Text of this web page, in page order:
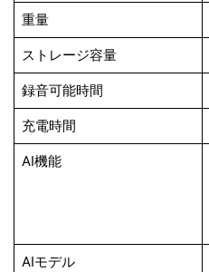
重量
ストレージ容量
録音可能時間
充電時間
AI機能
AIモデル